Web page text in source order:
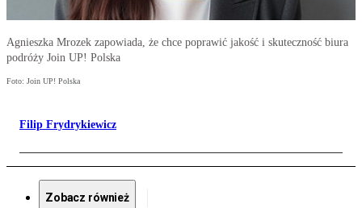
Agnieszka Mrozek zapowiada, że chce poprawić jakość i skuteczność biura
podróży Join UP! Polska
Foto: Join UP! Polska
Filip Frydrykiewicz
Zobacz również